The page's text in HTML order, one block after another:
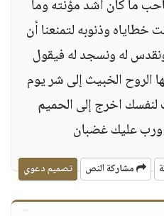
ما كان أشد مؤنته وما
وذنوبه لتمنعنا أن
له ونسجد له فيقول
الروح الخبيث إلى شر يوم
اخرج إلى الحميم
عليك غضبان
مشاركة النص تصميم دعوي